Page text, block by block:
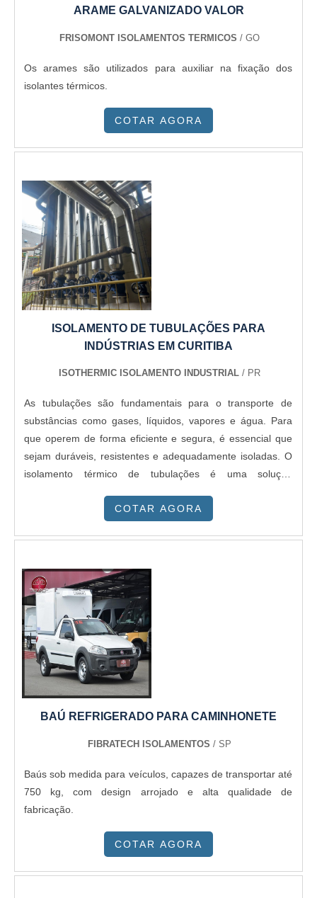
ARAME GALVANIZADO VALOR
FRISOMONT ISOLAMENTOS TERMICOS / GO
Os arames são utilizados para auxiliar na fixação dos
isolantes térmicos.
COTAR AGORA
ISOLAMENTO DE TUBULAÇÕES PARA
INDÚSTRIAS EM CURITIBA
ISOTHERMIC ISOLAMENTO INDUSTRIAL/ PR
As tubulações são fundamentais para o transporte de
substâncias como gases, líquidos, vapores e água. Para
que operem de forma eficiente e segura, é essencial que
sejam duráveis, resistentes e adequadamente isoladas. O
isolamento térmico de tubulações é uma solução
às necessidades de cada aplicação.
COTAR AGORA
BAÚ REFRIGERADO PARA CAMINHONETE
FIBRATECH ISOLAMENTOS / SP
Baús sob medida para veículos, capazes de transportar até
750 kg, com design arrojado e alta qualidade de
fabricação.
COTAR AGORA